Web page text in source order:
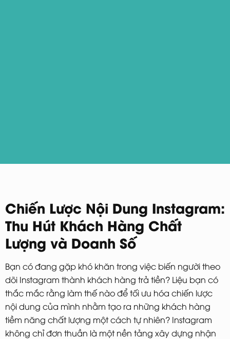
Chiến Lược Nội Dung Instagram:
Thu Hút Khách Hàng Chất
Lượng và Doanh Số
Bạn có đang gặp khó khăn trong việc biến người theo
dõi Instagram thành khách hàng trả tiền? Liệu bạn có
thắc mắc rằng làm thế nào để tối ưu hóa chiến lược
nội dung của mình nhằm tạo ra những khách hàng
tiềm năng chất lượng một cách tự nhiên? Instagram
không chỉ đơn thuần là một nền tảng xây dựng nhận